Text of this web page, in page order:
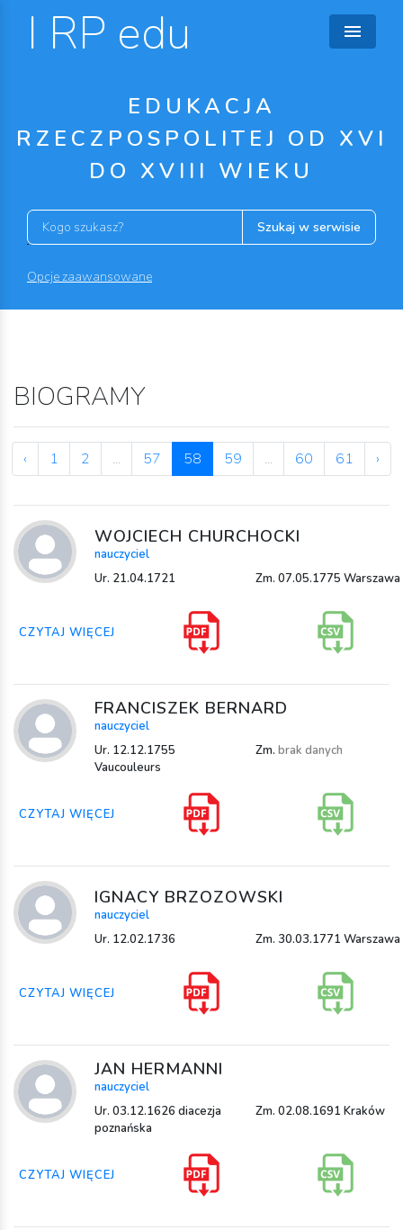
I RP edu
EDUKACJA
RZECZPOSPOLITEJ OD XVI
DO XVIII WIEKU
Szukaj w serwisie
Opcje zaawansowane
BIOGRAMY
‹ 1 2 ... 57 58 59 ... 60 61 ›
WOJCIECH CHURCHOCKI
nauczyciel
Ur. 21.04.1721
Zm. 07.05.1775 Warszawa
CZYTAJ WIĘCEJ
FRANCISZEK BERNARD
nauczyciel
Ur. 12.12.1755
Vaucouleurs
Zm. brak danych
CZYTAJ WIĘCEJ
IGNACY BRZOZOWSKI
nauczyciel
Ur. 12.02.1736
Zm. 30.03.1771 Warszawa
CZYTAJ WIĘCEJ
JAN HERMANNI
nauczyciel
Ur. 03.12.1626 diacezja
poznańska
Zm. 02.08.1691 Kraków
CZYTAJ WIĘCEJ